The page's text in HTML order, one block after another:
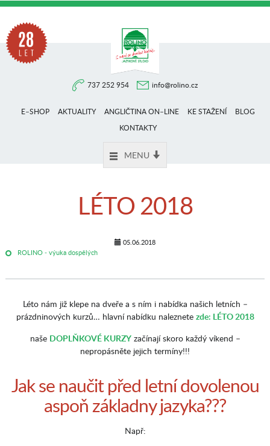
737 252 954 info@rolino.cz
let
E–SHOP AKTUALITY ANGLIČTINA ON–LINE KE STAŽENÍ
BLOG
KONTAKTY
MENU
LÉTO 2018
05.06.2018
ROLINO - výuka dospělých
Léto nám již klepe na dveře a s ním i nabídka našich letních –
prázdninových kurzů… hlavní nabídku naleznete zde: LÉTO 2018
naše DOPLŇKOVÉ KURZYzačínají skoro každý víkend –
nepropásněte jejich termíny!!!
Jak se naučit před letní dovolenou
aspoň základny jazyka???
Např: